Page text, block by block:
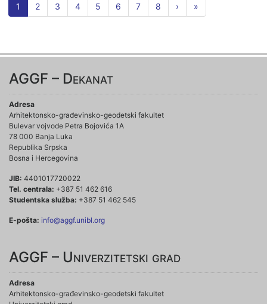
1 2 3 4 5 6 7 8 › »
AGGF – Dekanat
Adresa
Arhitektonsko-građevinsko-geodetski fakultet
Bulevar vojvode Petra Bojovića 1A
78 000 Banja Luka
Republika Srpska
Bosna i Hercegovina
JIB: 4401017720022
Tel. centrala: +387 51 462 616
Studentska služba: +387 51 462 545
E-pošta: info@aggf.unibl.org
AGGF – Univerzitetski grad
Adresa
Arhitektonsko-građevinsko-geodetski fakultet